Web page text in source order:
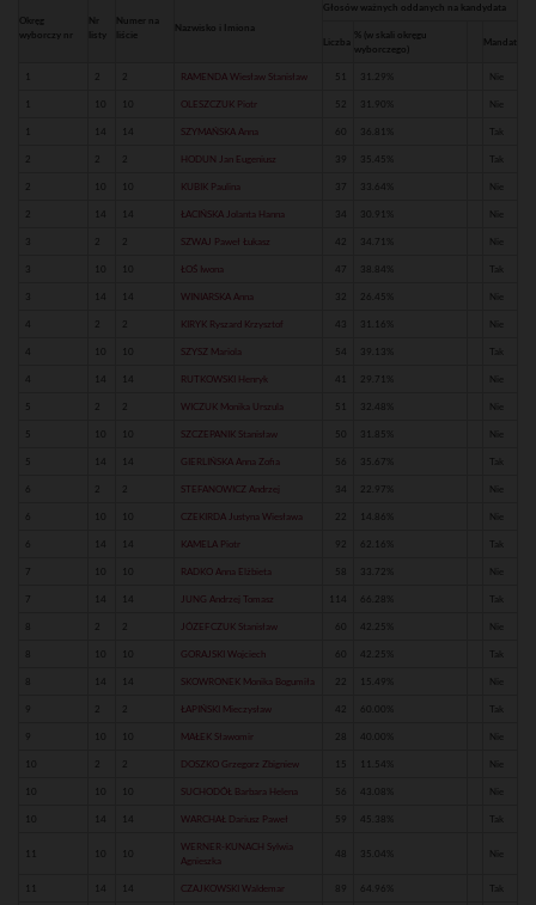
Okręg
wyborczy nr
Nr
listy
Numer na
liście
Nazwisko i Imiona
Głosów ważnych oddanych na kandydata
Liczba
% (w skali okręgu
wyborczego)
Mandat
1 2 2 RAMENDA Wiesław Stanisław 51 31.29% Nie
1 10 10 OLESZCZUK Piotr 52 31.90% Nie
1 14 14 SZYMAŃSKA Anna 60 36.81% Tak
2 2 2 HODUN Jan Eugeniusz 35.45% Tak
2 10 10 KUBIK Paulina 37 33.64% Nie
2 14 14 ŁACIŃSKA Jolanta Hanna 34 30.91% Nie
2 2 SZWAJ Paweł Łukasz 42 34.71% Nie
10 10 ŁOŚ Iwona 47 38.84% Tak
14 14 WINIARSKA Anna 32 26.45% Nie
4 2 2 KIRYK Ryszard Krzysztof 43 31.16% Nie
4 10 10 SZYSZ Mariola 54 39.13% Tak
4 14 14 RUTKOWSKI Henryk 41 29.71% Nie
2 2 WICZUK Monika Urszula 51 32.48% Nie
10 10 SZCZEPANIK Stanisław 31.85% Nie
14 14 GIERLIŃSKA Anna Zofia 56 35.67% Tak
6 2 2 STEFANOWICZ Andrzej 34 22.97% Nie
6 10 10 CZEKIRDA Justyna Wiesława 22 14.86% Nie
6 14 14 KAMELA Piotr 92 62.16% Tak
7 10 10 RADKO Anna Elżbieta 33.72% Nie
7 14 14 JUNG Andrzej Tomasz 114 66.28% Tak
2 2 JÓZEFCZUK Stanisław 60 42.25% Nie
10 10 GORAJSKI Wojciech 60 42.25% Tak
14 14 SKOWRONEK Monika Bogumiła 22 15.49% Nie
2 2 ŁAPIŃSKI Mieczysław 42 60.00% Tak
10 10 MAŁEK Sławomir 28 40.00% Nie
10 2 2 DOSZKO Grzegorz Zbigniew 15 11.54% Nie
10 10 10 SUCHODÓŁ Barbara Helena 56 43.08% Nie
10 14 14 WARCHAŁ Dariusz Paweł 45.38% Tak
11 10 10
WERNER-KUNACH Sylwia
Agnieszka
48 35.04% Nie
11 14 14 CZAJKOWSKI Waldemar 64.96% Tak